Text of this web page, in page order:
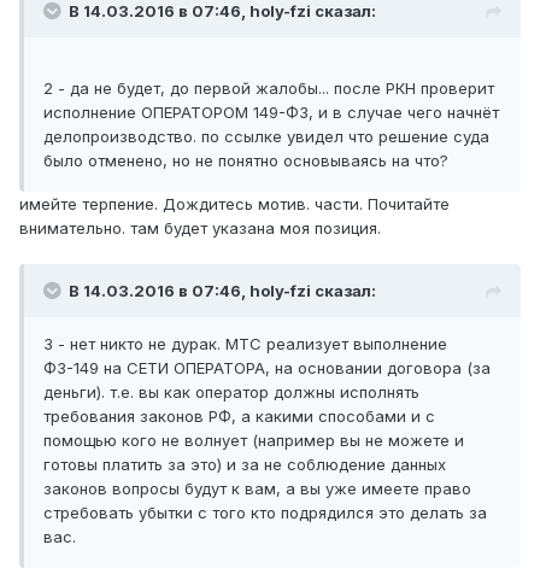
В 14.03.2016 в 07:46, holy-fzi сказал:
2 - да не будет, до первой жалобы... после РКН проверит
исполнение ОПЕРАТОРОМ 149-ФЗ, и в случае чего начнёт
делопроизводство. по ссылке увидел что решение суда
было отменено, но не понятно основываясь на что?
имейте терпение. Дождитесь мотив. части. Почитайте
внимательно. там будет указана моя позиция.
В 14.03.2016 в 07:46, holy-fzi сказал:
3 - нет никто не дурак. МТС реализует выполнение
ФЗ-149 на СЕТИ ОПЕРАТОРА, на основании договора (за
деньги). т.е. вы как оператор должны исполнять
требования законов РФ, а какими способами и с
помощью кого не волнует (например вы не можете и
готовы платить за это) и за не соблюдение данных
законов вопросы будут к вам, а вы уже имеете право
стребовать убытки с того кто подрядился это делать за
вас.